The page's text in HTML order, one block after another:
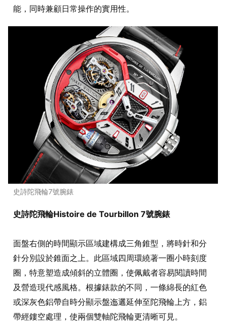
能，同時兼顧日常操作的實用性。
史詩陀飛輪7號腕錶
史詩陀飛輪Histoire de Tourbillon 7號腕錶
面盤右側的時間顯示區域建構成三角錐型，將時針和分
針分別設於錐面之上。此區域四周環繞著一圈小時刻度
圈，特意塑造成傾斜的立體圈，使佩戴者容易閱讀時間
及營造現代感風格。根據錶款的不同，一條綿長的紅色
或深灰色鋁帶自時分顯示盤迤邐延伸至陀飛輪上方，鋁
帶經鏤空處理，使兩個雙軸陀飛輪更清晰可見。